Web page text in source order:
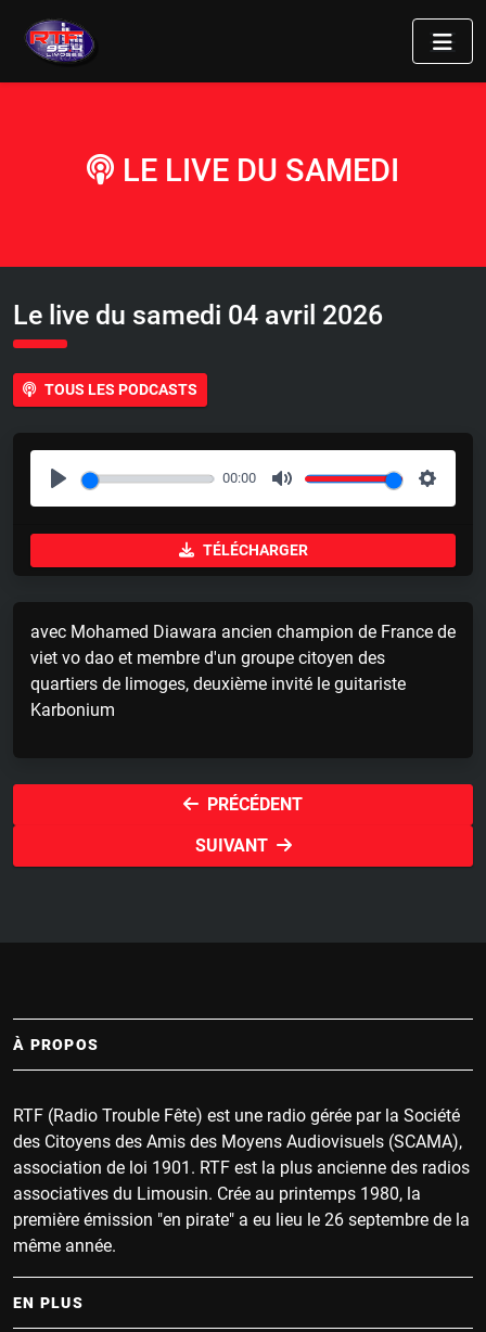
LE LIVE DU SAMEDI
Le live du samedi 04 avril 2026
TOUS LES PODCASTS
P
l
00:00
M
u
t
S
e
TÉLÉCHARGER
avec Mohamed Diawara ancien champion de France de
viet vo dao et membre d'un groupe citoyen des
quartiers de limoges, deuxième invité le guitariste
Karbonium
PRÉCÉDENT
SUIVANT
À PROPOS
RTF (Radio Trouble Fête) est une radio gérée par la Société
des Citoyens des Amis des Moyens Audiovisuels (SCAMA),
association de loi 1901. RTF est la plus ancienne des radios
associatives du Limousin. Crée au printemps 1980, la
première émission "en pirate" a eu lieu le 26 septembre de la
même année.
EN PLUS